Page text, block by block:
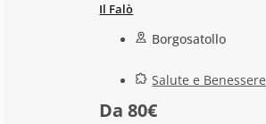
Il Falò
Borgosatollo
Salute e Benessere
Da 80€